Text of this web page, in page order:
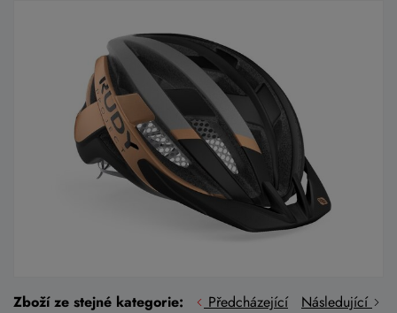
Zboží ze stejné kategorie: Předcházející Následující